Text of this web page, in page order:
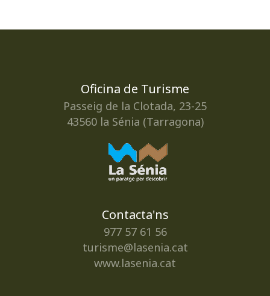
Oficina de Turisme
Passeig de la Clotada, 23-25
43560 la Sénia (Tarragona)
Contacta'ns
977 57 61 56
turisme@lasenia.cat
www.lasenia.cat